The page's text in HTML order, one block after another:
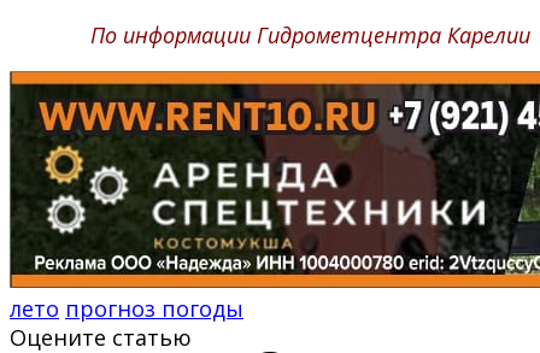
По информации Гидрометцентра Карелии
лето прогноз погоды
Оцените статью